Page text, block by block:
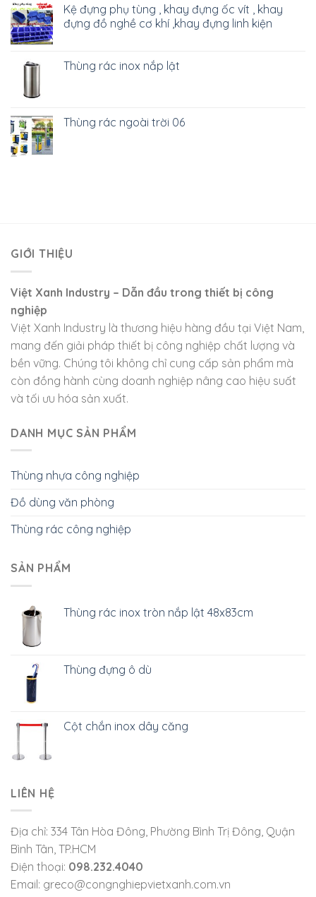
Kệ đựng phụ tùng , khay đựng ốc vít , khay
đựng đồ nghề cơ khí ,khay đựng linh kiện
Thùng rác inox nắp lật
Thùng rác ngoài trời 06
GIỚI THIỆU
Việt Xanh Industry – Dẫn đầu trong thiết bị công
nghiệp
Việt Xanh Industry là thương hiệu hàng đầu tại Việt Nam,
mang đến giải pháp thiết bị công nghiệp chất lượng và
bền vững. Chúng tôi không chỉ cung cấp sản phẩm mà
còn đồng hành cùng doanh nghiệp nâng cao hiệu suất
và tối ưu hóa sản xuất.
DANH MỤC SẢN PHẨM
Thùng nhựa công nghiệp
Đồ dùng văn phòng
Thùng rác công nghiệp
SẢN PHẨM
Thùng rác inox tròn nắp lật 48x83cm
Thùng đựng ô dù
Cột chắn inox dây căng
LIÊN HỆ
Địa chỉ: 334 Tân Hòa Đông, Phường Bình Trị Đông, Quận
Bình Tân, TP.HCM
Điện thoại: 098.232.4040
Email: greco@congnghiepvietxanh.com.vn